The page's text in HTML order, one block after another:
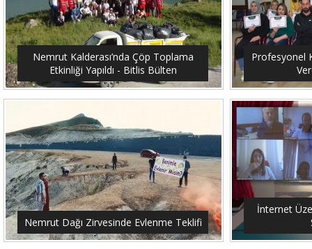
Nemrut Kalderası’nda Çöp Toplama
Etkinliği Yapıldı - Bitlis Bülten
Profesyonel
Nemrut Dağı Zirvesinde Evlenme Teklifi
İnternet